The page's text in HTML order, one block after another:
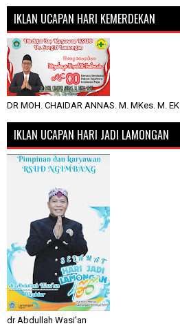
IKLAN UCAPAN HARI KEMERDEKAN
DR MOH. CHAIDAR ANNAS. M. MKes. M. EK
IKLAN UCAPAN HARI JADI LAMONGAN
dr Abdullah Wasi'an